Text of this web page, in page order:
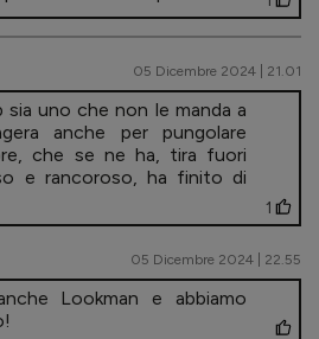
05 Dicembre 2024 | 21.01
sia uno che non le manda a
anche per pungolare
che se ne ha, tira fuori
e rancoroso, ha finito di
1
05 Dicembre 2024 | 22.55
Lookman e abbiamo